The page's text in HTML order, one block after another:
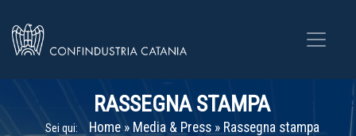
RASSEGNA STAMPA
Sei qui: Home» Media & Press» Rassegna stampa